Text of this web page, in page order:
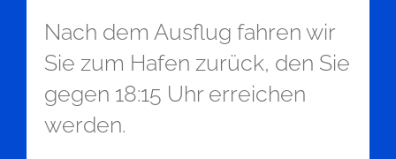
Nach dem Ausflug fahren wir
Sie zum Hafen zurück, den Sie
gegen 18:15 Uhr erreichen
werden.